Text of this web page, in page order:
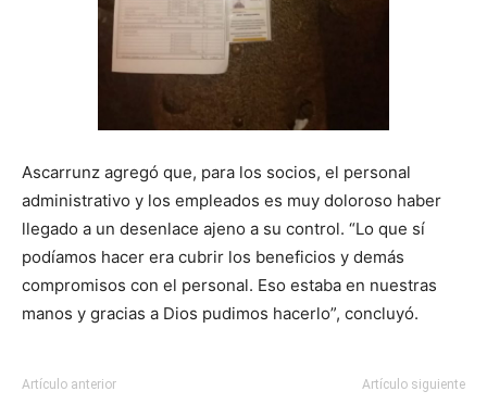
Ascarrunz agregó que, para los socios, el personal
administrativo y los empleados es muy doloroso haber
llegado a un desenlace ajeno a su control. “Lo que sí
podíamos hacer era cubrir los beneficios y demás
compromisos con el personal. Eso estaba en nuestras
manos y gracias a Dios pudimos hacerlo”, concluyó.
Artículo anterior Artículo siguiente